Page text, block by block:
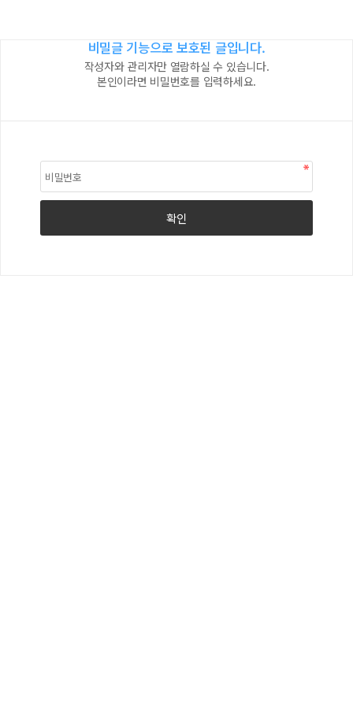
비밀글 기능으로 보호된 글입니다.
작성자와 관리자만 열람하실 수 있습니다.
본인이라면 비밀번호를 입력하세요.